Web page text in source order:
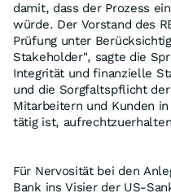
damit, dass der Prozess
würde. Der Vorstand des
Prüfung unter
Stakeholder", sagte die
Integrität und finanzielle
und die Sorgfaltspflicht
Mitarbeitern und Kunden
tätig ist,
Für Nervosität bei den
Bank ins Visier der US-